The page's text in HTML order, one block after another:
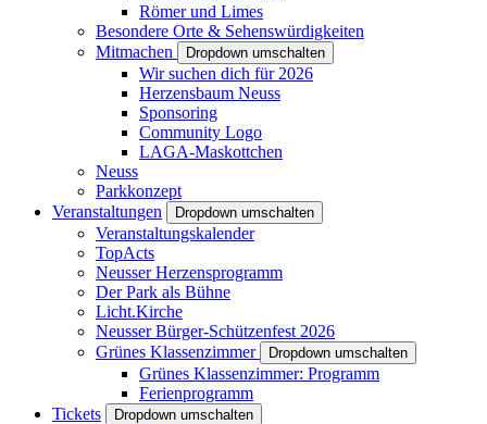
Römer und Limes
Besondere Orte & Sehenswürdigkeiten
Mitmachen
Dropdown umschalten
Wir suchen dich für 2026
Herzensbaum Neuss
Sponsoring
Community Logo
LAGA-Maskottchen
Neuss
Parkkonzept
Veranstaltungen
Dropdown umschalten
Veranstaltungskalender
TopActs
Neusser Herzensprogramm
Der Park als Bühne
Licht.Kirche
Neusser Bürger-Schützenfest 2026
Grünes Klassenzimmer
Dropdown umschalten
Grünes Klassenzimmer: Programm
Ferienprogramm
Tickets
Dropdown umschalten